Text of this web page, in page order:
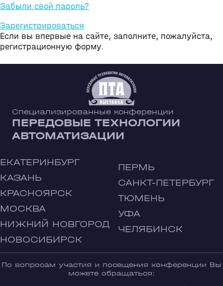
Забыли свой пароль?
Зарегистрироваться
Если вы впервые на сайте, заполните, пожалуйста,
регистрационную форму.
Специализированные конференции
ПЕРЕДОВЫЕ ТЕХНОЛОГИИ
АВТОМАТИЗАЦИИ
ЕКАТЕРИНБУРГ
КАЗАНЬ
КРАСНОЯРСК
МОСКВА
НИЖНИЙ НОВГОРОД
НОВОСИБИРСК
ПЕРМЬ
САНКТ-ПЕТЕРБУРГ
ТЮМЕНЬ
УФА
ЧЕЛЯБИНСК
По вопросам участия и посещения конференции Вы
можете обращаться: